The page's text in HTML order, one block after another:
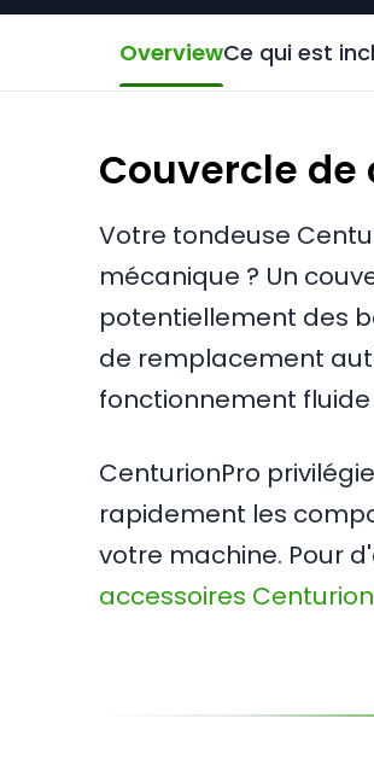
OverviewCe qui est
Couvercle de
Votre tondeuse
mécanique ? Un
potentiellement des
de remplacement
fonctionnement
CenturionPro
rapidement les
votre machine. Pour
accessoires